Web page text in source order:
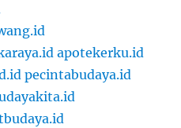
apotekerku.id
pecintabudaya.id